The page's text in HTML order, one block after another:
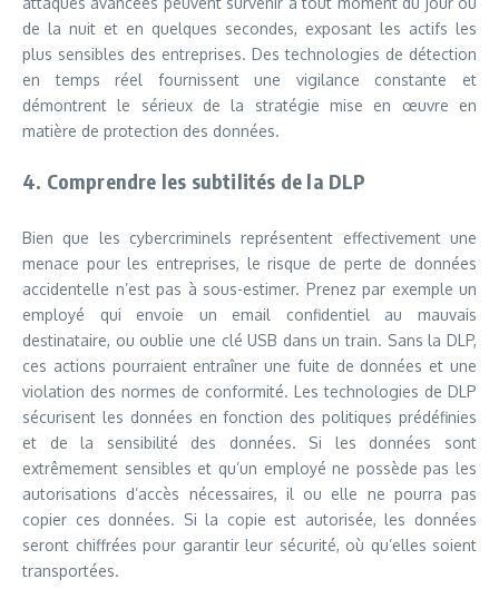
de la nuit et en quelques secondes, exposant les actifs les
plus sensibles des entreprises. Des technologies de détection
en temps réel fournissent une vigilance constante et
démontrent le sérieux de la stratégie mise en œuvre en
matière de protection des données.
4. Comprendre les subtilités de la DLP
Bien que les cybercriminels représentent effectivement une
menace pour les entreprises, le risque de perte de données
accidentelle n’est pas à sous-estimer. Prenez par exemple un
employé qui envoie un email confidentiel au mauvais
destinataire, ou oublie une clé USB dans un train. Sans la DLP,
ces actions pourraient entraîner une fuite de données et une
violation des normes de conformité. Les technologies de DLP
sécurisent les données en fonction des politiques prédéfinies
et de la sensibilité des données. Si les données sont
extrêmement sensibles et qu’un employé ne possède pas les
autorisations d’accès nécessaires, il ou elle ne pourra pas
copier ces données. Si la copie est autorisée, les données
seront chiffrées pour garantir leur sécurité, où qu’elles soient
transportées.